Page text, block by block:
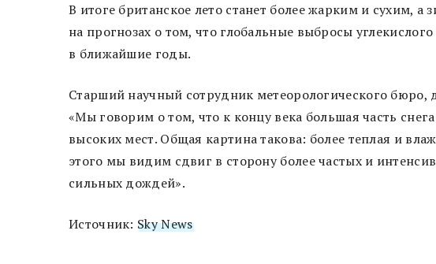
В итоге британское лето станет более жарким и сухим, а
на прогнозах о том, что глобальные выбросы
в ближайшие годы.
Старший научный сотрудник метеорологического бюро,
«Мы говорим о том, что к концу века большая часть
высоких мест. Общая картина такова: более теплая и
этого мы видим сдвиг в сторону более частых и
сильных дождей».
Источник: Sky News